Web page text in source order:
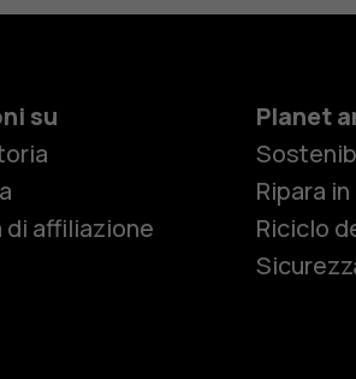
su
di affiliazione
Planet
Ripara
Riciclo